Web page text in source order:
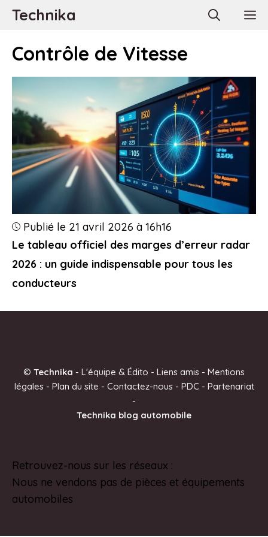
AllerTechnika
Contrôle de Vitesse
Le tableau officiel des marges d’erreur radar
2026 : un guide indispensable pour tous les
conducteurs
Publié le 21 avril 2026 à 16h16
© Technika - L'équipe & Édito - Liens amis - Mentions
légales- Plan du site - Contactez-nous- PDC - Partenariat
-
Technika blog automobile
Retrouvez-nous sur les réseaux :
Nous ne vendons pas de pièces et équipements
automobiles